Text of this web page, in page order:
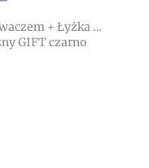
+ Łyżka +
GIFT czarno